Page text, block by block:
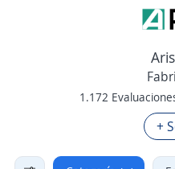
Aris
1.172
+